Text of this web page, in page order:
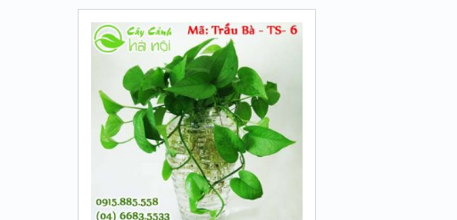
QUICK LOOK
VIEW DETAILS